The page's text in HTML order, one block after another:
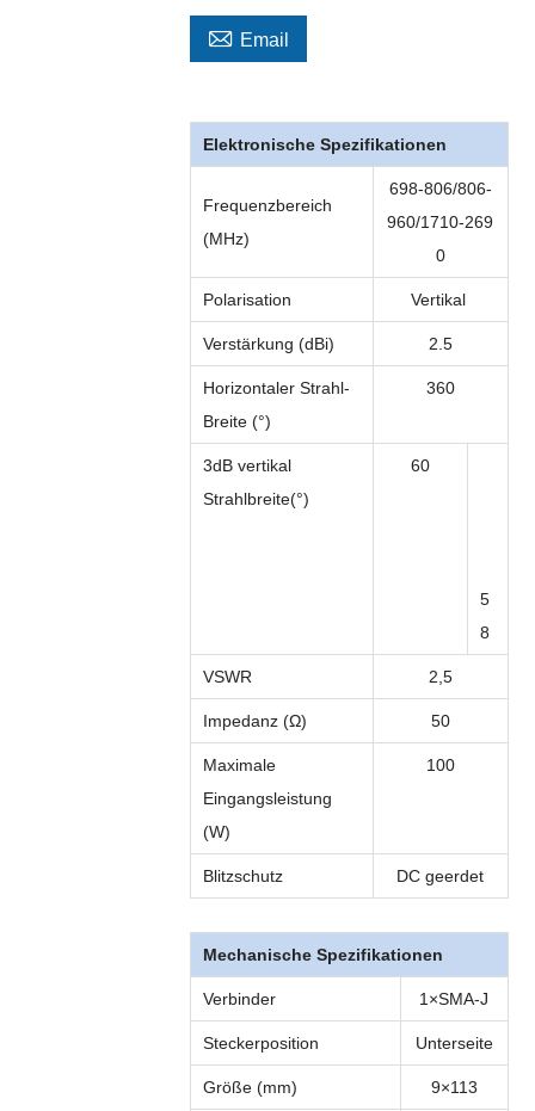
 Email
Elektronische Spezifikationen
Frequenzbereich
(MHz)
698-806/806-
960/1710-269
0
Polarisation Vertikal
Verstärkung (dBi) 2.5
Horizontaler Strahl-
Breite (°)
360
3dB vertikal
Strahlbreite(°)
60
5
8
VSWR 2,5
Impedanz (Ω) 50
Maximale
Eingangsleistung
(W)
100
Blitzschutz DC geerdet
Mechanische Spezifikationen
Verbinder 1×SMA-J
Steckerposition Unterseite
Größe (mm) 9×113